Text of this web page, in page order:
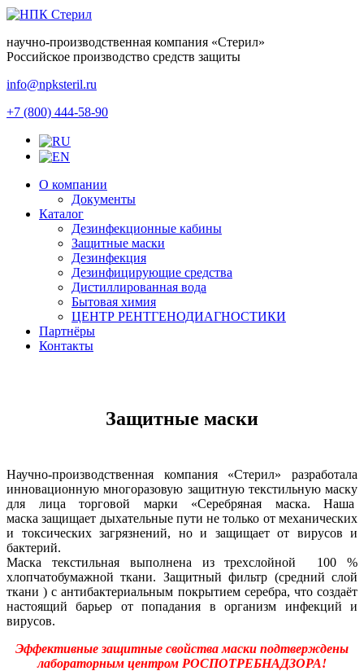
научно-производственная компания «Стерил»
Российское производство средств защиты
info@npksteril.ru
+7 (800) 444-58-90
О компании
Документы
Каталог
Дезинфекционные кабины
Защитные маски
Дезинфекция
Дезинфицирующие средства
Дистиллированная вода
Бытовая химия
ЦЕНТР РЕНТГЕНОДИАГНОСТИКИ
Партнёры
Контакты
Защитные маски
Научно-производственная компания «Стерил» разработала
инновационную многоразовую защитную текстильную маску
для лица торговой марки «Серебряная маска. Наша
маска защищает дыхательные пути не только от механических
и токсических загрязнений, но и защищает от вирусов и
бактерий.
Маска текстильная выполнена из трехслойной 100 %
хлопчатобумажной ткани. Защитный фильтр (средний слой
ткани ) с антибактериальным покрытием серебра, что создаёт
настоящий барьер от попадания в организм инфекций и
вирусов.
Эффективные защитные свойства маски подтверждены
лабораторным центром РОСПОТРЕБНАДЗОРА!